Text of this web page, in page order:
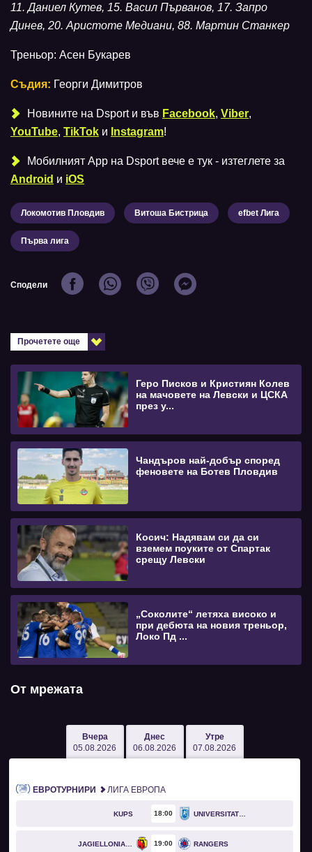
11. Даниел Кутев, 15. Васил Първанов, 17. Запро
Динев, 20. Аристоте Медиани, 88. Мартин Станкер
Треньор: Асен Букарев
Съдия: Георги Димитров
Новините на Dsport и във Facebook, Viber,
YouTube, TikTok и Instagram!
Мобилният Аpp на Dsport вече е тук - изтеглете за
Android и iOS
Локомотив Пловдив Витоша Бистрица efbet Лига
Първа лига
Сподели
Прочетете още
Геро Писков и Кристиян Колев
на мачовете на Левски и ЦСКА
през у...
Чандъров най-добър според
феновете на Ботев Пловдив
Косич: Надявам си да си
вземем поуките от Спартак
срещу Левски
„Соколите“ летяха високо и
при дебюта на новия треньор,
Локо Пд ...
От мрежата
Вчера
05.08.2026
Днес
06.08.2026
Утре
07.08.2026
ЕВРОТУРНИРИ ЛИГА ЕВРОПА
KUPS 18 00 UNIVERSITATEA CRAIOVA
JAGIELLONIA BIAŁYSTOK 19 00 RANGERS